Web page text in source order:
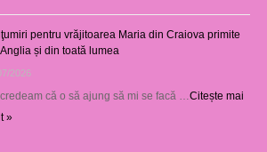
pentru vrăjitoarea Maria din Craiova primite
și din toată lumea
2026
că o să ajung să mi se facă … Citește mai
»